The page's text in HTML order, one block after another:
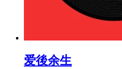
爱後余生